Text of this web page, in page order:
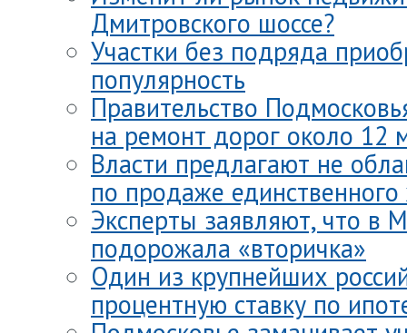
Дмитровского шоссе?
Участки без подряда
популярность
Правительство
на ремонт дорог около 12
Власти предлагают не
по продаже
Эксперты заявляют, что в
подорожала «вторичка»
Один из крупнейших
процентную ставку по